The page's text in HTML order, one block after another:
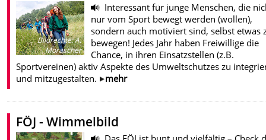
Bildrechte:A.
Morascher
Interessant für junge Menschen, die
nur vom Sport bewegt werden (wollen),
sondern auch motiviert sind, selbst etwas
bewegen! Jedes Jahr haben Freiwillige die
Chance, in ihren Einsatzstellen (z.B.
Sportvereinen) aktiv Aspekte des Umweltschutzes zu
und mitzugestalten.
mehr
FÖJ - Wimmelbild